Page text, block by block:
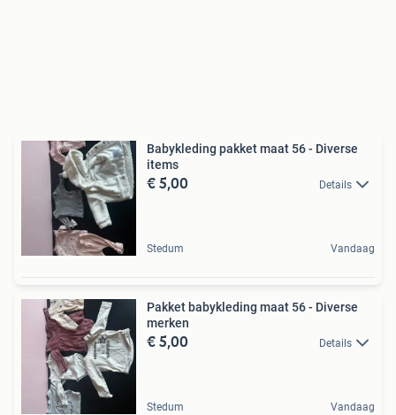
Babykleding pakket maat 56 - Diverse
items
€ 5,00 Details
Stedum Vandaag
Pakket babykleding maat 56 - Diverse
merken
€ 5,00 Details
Stedum Vandaag